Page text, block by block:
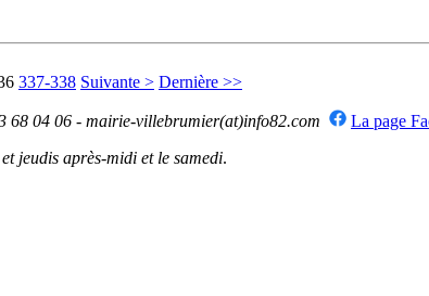
337-338 Suivante > Dernière >>
68 04 06 - mairie-villebrumier(at)info82.com
La page
jeudis après-midi et le samedi.